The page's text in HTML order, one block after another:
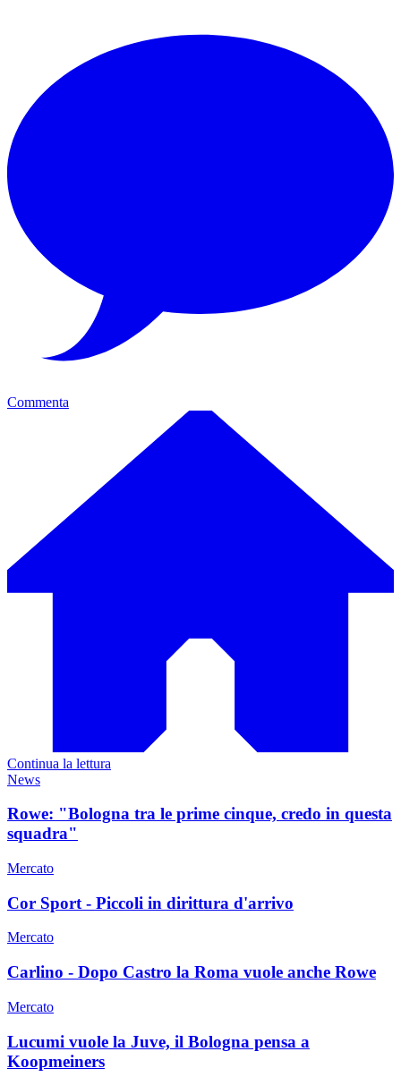
Commenta
Continua la lettura
News
Rowe: "Bologna tra le prime cinque, credo in questa
squadra"
Mercato
Cor Sport - Piccoli in dirittura d'arrivo
Mercato
Carlino - Dopo Castro la Roma vuole anche Rowe
Mercato
Lucumi vuole la Juve, il Bologna pensa a
Koopmeiners